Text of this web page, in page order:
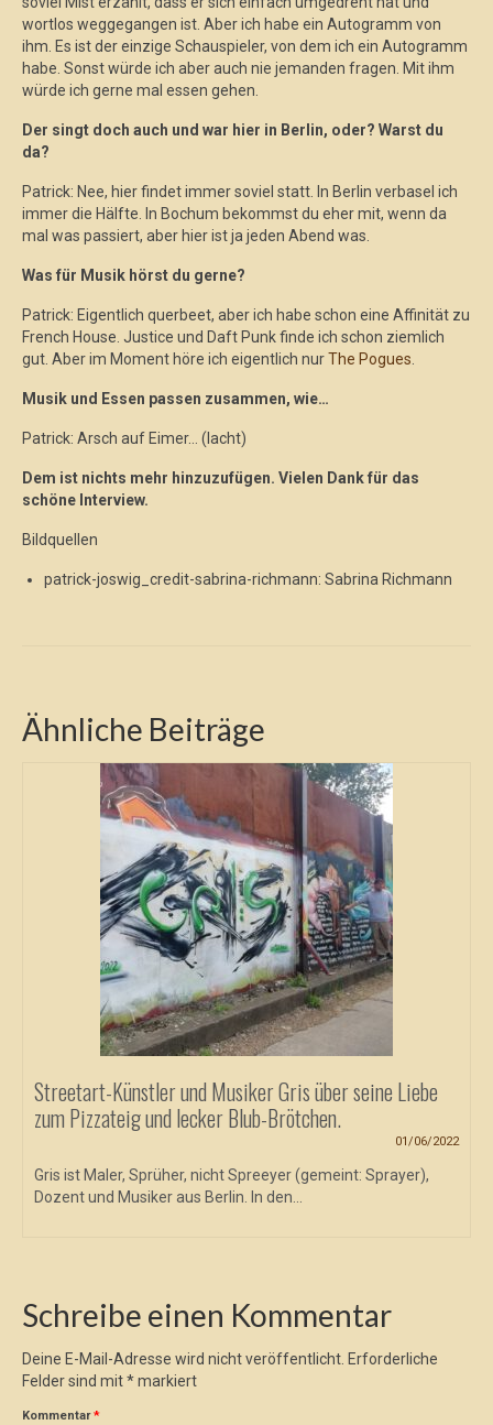
wortlos weggegangen ist. Aber ich habe ein Autogramm von
ihm. Es ist der einzige Schauspieler, von dem ich ein Autogramm
habe. Sonst würde ich aber auch nie jemanden fragen. Mit ihm
würde ich gerne mal essen gehen.
Der singt doch auch und war hier in Berlin, oder? Warst du
da?
Patrick: Nee, hier findet immer soviel statt. In Berlin verbasel ich
immer die Hälfte. In Bochum bekommst du eher mit, wenn da
mal was passiert, aber hier ist ja jeden Abend was.
Was für Musik hörst du gerne?
Patrick: Eigentlich querbeet, aber ich habe schon eine Affinität zu
French House. Justice und Daft Punk finde ich schon ziemlich
gut. Aber im Moment höre ich eigentlich nurThe Pogues.
Musik und Essen passen zusammen, wie…
Patrick: Arsch auf Eimer… (lacht)
Dem ist nichts mehr hinzuzufügen. Vielen Dank für das
schöne Interview.
Bildquellen
patrick-joswig_credit-sabrina-richmann: Sabrina Richmann
Ähnliche Beiträge
Streetart-Künstler und Musiker Gris über seine Liebe
zum Pizzateig und lecker Blub-Brötchen.
01/06/2022
Gris ist Maler, Sprüher, nicht Spreeyer (gemeint: Sprayer),
Dozent und Musiker aus Berlin. In den...
Schreibe einen Kommentar
Deine E-Mail-Adresse wird nicht veröffentlicht. Erforderliche
Felder sind mit*markiert
Kommentar*